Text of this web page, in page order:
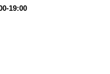
19:00